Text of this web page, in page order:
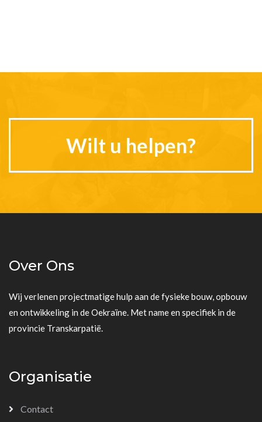
Wilt u helpen?
Over Ons
Wij verlenen projectmatige hulp aan de fysieke bouw, opbouw
en ontwikkeling in de Oekraïne. Met name en specifiek in de
provincie Transkarpatië.
Organisatie
Contact